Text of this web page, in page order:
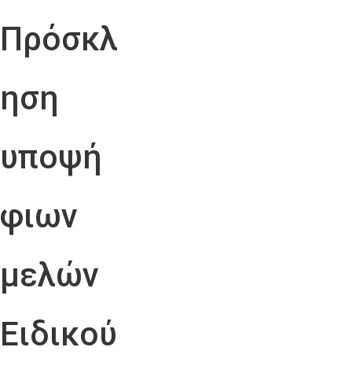
Πρόσκλ
ηση
υποψή
φιων
μελών
Ειδικού